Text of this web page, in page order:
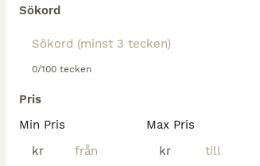
Sökord
0/100 tecken
Pris
Min Pris
kr
Max Pris
kr